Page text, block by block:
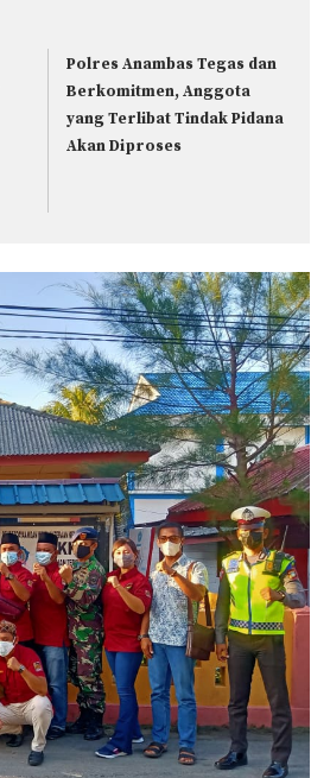
Polres Anambas Tegas dan
Berkomitmen, Anggota
yang Terlibat Tindak Pidana
Akan Diproses